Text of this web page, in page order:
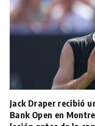
Jack Draper recibió
Bank Open en